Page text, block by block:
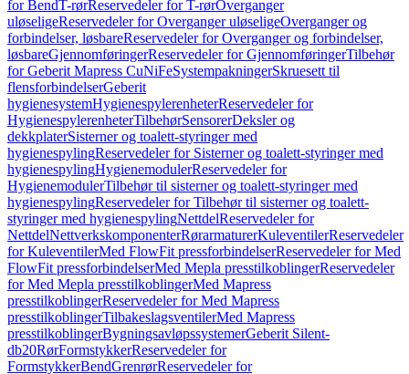
for BendT-rørReservedeler for T-rørOverganger
uløseligeReservedeler for Overganger uløseligeOverganger og
forbindelser, løsbareReservedeler for Overganger og forbindelser,
løsbareGjennomføringerReservedeler for GjennomføringerTilbehør
for Geberit Mapress CuNiFeSystempakningerSkruesett til
flensforbindelserGeberit
hygienesystemHygienespylerenheterReservedeler for
HygienespylerenheterTilbehørSensorerDeksler og
dekkplaterSisterner og toalett-styringer med
hygienespylingReservedeler for Sisterner og toalett-styringer med
hygienespylingHygienemodulerReservedeler for
HygienemodulerTilbehør til sisterner og toalett-styringer med
hygienespylingReservedeler for Tilbehør til sisterner og toalett-
styringer med hygienespylingNettdelReservedeler for
NettdelNettverkskomponenterRørarmaturerKuleventilerReservedeler
for KuleventilerMed FlowFit pressforbindelserReservedeler for Med
FlowFit pressforbindelserMed Mepla presstilkoblingerReservedeler
for Med Mepla presstilkoblingerMed Mapress
presstilkoblingerReservedeler for Med Mapress
presstilkoblingerTilbakeslagsventilerMed Mapress
presstilkoblingerBygningsavløpssystemerGeberit Silent-
db20RørFormstykkerReservedeler for
FormstykkerBendGrenrørReservedeler for